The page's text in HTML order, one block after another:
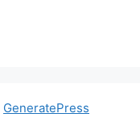
GeneratePress